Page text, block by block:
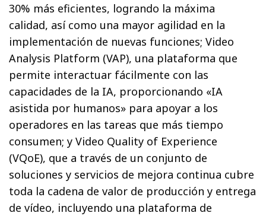
30% más eficientes, logrando la máxima
calidad, así como una mayor agilidad en la
implementación de nuevas funciones; Video
Analysis Platform (VAP), una plataforma que
permite interactuar fácilmente con las
capacidades de la IA, proporcionando «IA
asistida por humanos» para apoyar a los
operadores en las tareas que más tiempo
consumen; y Video Quality of Experience
(VQoE), que a través de un conjunto de
soluciones y servicios de mejora continua cubre
toda la cadena de valor de producción y entrega
de vídeo, incluyendo una plataforma de